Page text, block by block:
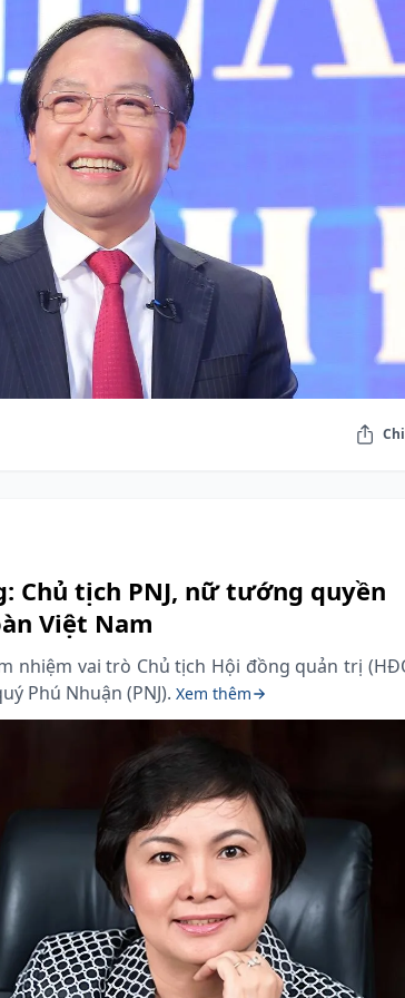
Chủ tịch PNJ, nữ tướng quyền
Việt Nam
nhiệm vai trò Chủ tịch Hội đồng quản trị
Phú Nhuận (PNJ). Xem thêm